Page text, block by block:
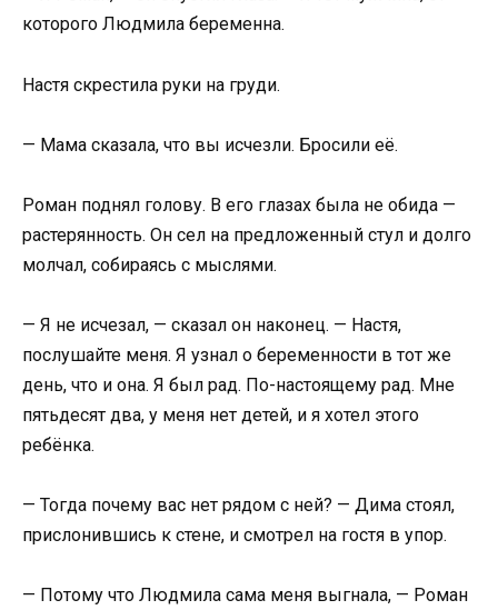
которого Людмила беременна.
Настя скрестила руки на груди.
— Мама сказала, что вы исчезли. Бросили её.
Роман поднял голову. В его глазах была не обида —
растерянность. Он сел на предложенный стул и долго
молчал, собираясь с мыслями.
— Я не исчезал, — сказал он наконец. — Настя,
послушайте меня. Я узнал о беременности в тот же
день, что и она. Я был рад. По-настоящему рад. Мне
пятьдесят два, у меня нет детей, и я хотел этого
ребёнка.
— Тогда почему вас нет рядом с ней? — Дима стоял,
прислонившись к стене, и смотрел на гостя в упор.
— Потому что Людмила сама меня выгнала, — Роман